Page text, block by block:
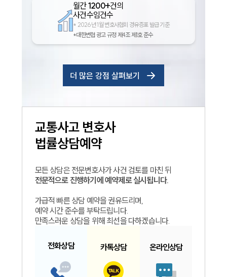
월간1200+건의
사건수임건수
* 2026년 1월 변호사협회 경유증표 발급 기준
*대한변협 광고 규정 제4조 제1호 준수
더 많은 강점 살펴보기
교통사고변호사
법률상담예약
모든 상담은 전문변호사가 사건 검토를 마친 뒤
전문적으로 진행하기에 예약제로 실시됩니다.
가급적 빠른 상담 예약을 권유드리며,
예약 시간 준수를 부탁드립니다.
만족스러운 상담을 위해 최선을 다하겠습니다.
전화상담 카톡상담 온라인상담